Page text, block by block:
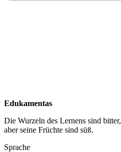
Edukamentas
Die Wurzeln des Lernens sind bitter,
aber seine Früchte sind süß.
Sprache